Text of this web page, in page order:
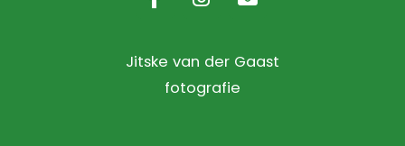
Jitske van der Gaast
fotografie